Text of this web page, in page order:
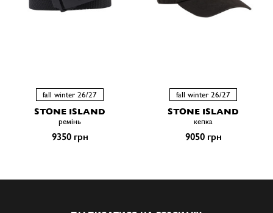
fall winter 26/27
STONE ISLAND
ремiнь
9350 грн
fall winter 26/27
STONE ISLAND
кепка
9050 грн